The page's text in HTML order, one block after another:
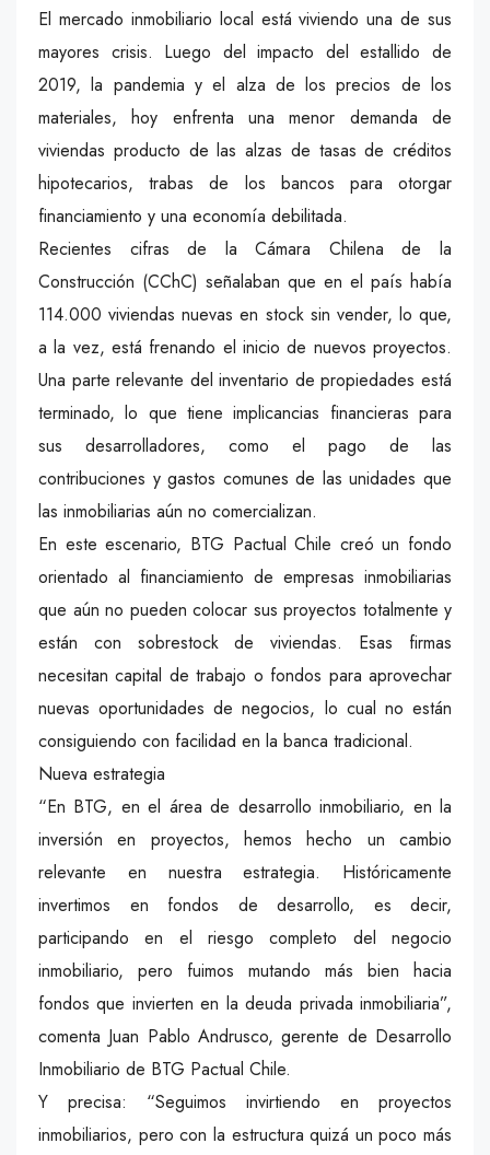
El mercado inmobiliario local está viviendo una de sus
mayores crisis. Luego del impacto del estallido de
2019, la pandemia y el alza de los precios de los
materiales, hoy enfrenta una menor demanda de
viviendas producto de las alzas de tasas de créditos
hipotecarios, trabas de los bancos para otorgar
financiamiento y una economía debilitada.
Recientes cifras de la Cámara Chilena de la
Construcción (CChC) señalaban que en el país había
114.000 viviendas nuevas en stock sin vender, lo que,
a la vez, está frenando el inicio de nuevos proyectos.
Una parte relevante del inventario de propiedades está
terminado, lo que tiene implicancias financieras para
sus desarrolladores, como el pago de las
contribuciones y gastos comunes de las unidades que
las inmobiliarias aún no comercializan.
En este escenario, BTG Pactual Chile creó un fondo
orientado al financiamiento de empresas inmobiliarias
que aún no pueden colocar sus proyectos totalmente y
están con sobrestock de viviendas. Esas firmas
necesitan capital de trabajo o fondos para aprovechar
nuevas oportunidades de negocios, lo cual no están
consiguiendo con facilidad en la banca tradicional.
Nueva estrategia
“En BTG, en el área de desarrollo inmobiliario, en la
inversión en proyectos, hemos hecho un cambio
relevante en nuestra estrategia. Históricamente
invertimos en fondos de desarrollo, es decir,
participando en el riesgo completo del negocio
inmobiliario, pero fuimos mutando más bien hacia
fondos que invierten en la deuda privada inmobiliaria”,
comenta Juan Pablo Andrusco, gerente de Desarrollo
Inmobiliario de BTG Pactual Chile.
Y precisa: “Seguimos invirtiendo en proyectos
inmobiliarios, pero con la estructura quizá un poco más